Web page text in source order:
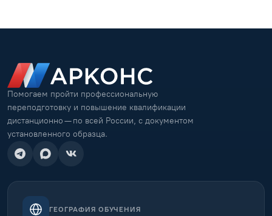
Помогаем пройти профессиональную
переподготовку и повышение квалификации
дистанционно — по всей России, с документом
установленного образца.
ГЕОГРАФИЯ ОБУЧЕНИЯ